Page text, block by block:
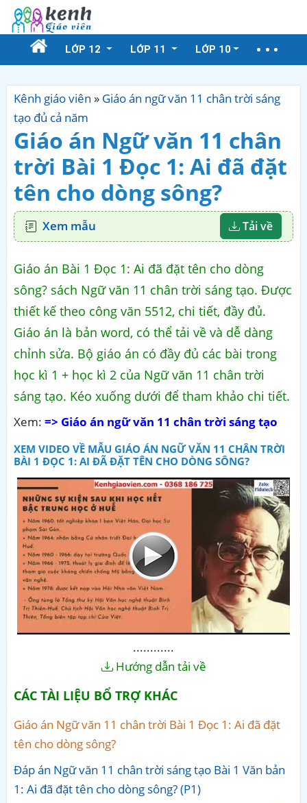
LỚP 12 LỚP 11 LỚP 10
Kênh giáo viên » Giáo án ngữ văn 11 chân trời sáng
tạo đủ cả năm
Giáo án Ngữ văn 11 chân
trời Bài 1 Đọc 1: Ai đã đặt
tên cho dòng sông?
Xem mẫu Tải về
Giáo án Bài 1 Đọc 1: Ai đã đặt tên cho dòng
sông? sách Ngữ văn 11 chân trời sáng tạo. Được
thiết kế theo công văn 5512, chi tiết, đầy đủ.
Giáo án là bản word, có thể tải về và dễ dàng
chỉnh sửa. Bộ giáo án có đầy đủ các bài trong
học kì 1 + học kì 2 của Ngữ văn 11 chân trời
sáng tạo. Kéo xuống dưới để tham khảo chi tiết.
Xem: => Giáo án ngữ văn 11 chân trời sáng tạo
XEM VIDEO VỀ MẪU GIÁO ÁN NGỮ VĂN 11 CHÂN TRỜI
BÀI 1 ĐỌC 1: AI ĐÃ ĐẶT TÊN CHO DÒNG SÔNG?
............
Hướng dẫn tải về
CÁC TÀI LIỆU BỔ TRỢ KHÁC
Giáo án Ngữ văn 11 chân trời Bài 1 Đọc 1: Ai đã đặt
tên cho dòng sông?
Đáp án Ngữ văn 11 chân trời sáng tạo Bài 1 Văn bản
1: Ai đã đặt tên cho dòng sông? (P1)